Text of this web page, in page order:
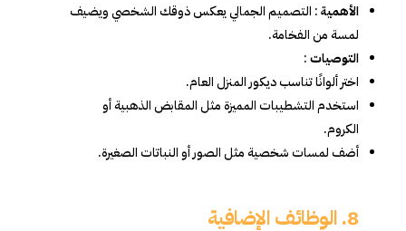
الأهمية: التصميم الجمالي يعكس ذوقك الشخصي ويضيف
لمسة من الفخامة.
التوصيات:
اختر ألوانًا تناسب ديكور المنزل العام.
استخدم التشطيبات المميزة مثل المقابض الذهبية أو
الكروم.
أضف لمسات شخصية مثل الصور أو النباتات الصغيرة.
8. الوظائف الإضافية